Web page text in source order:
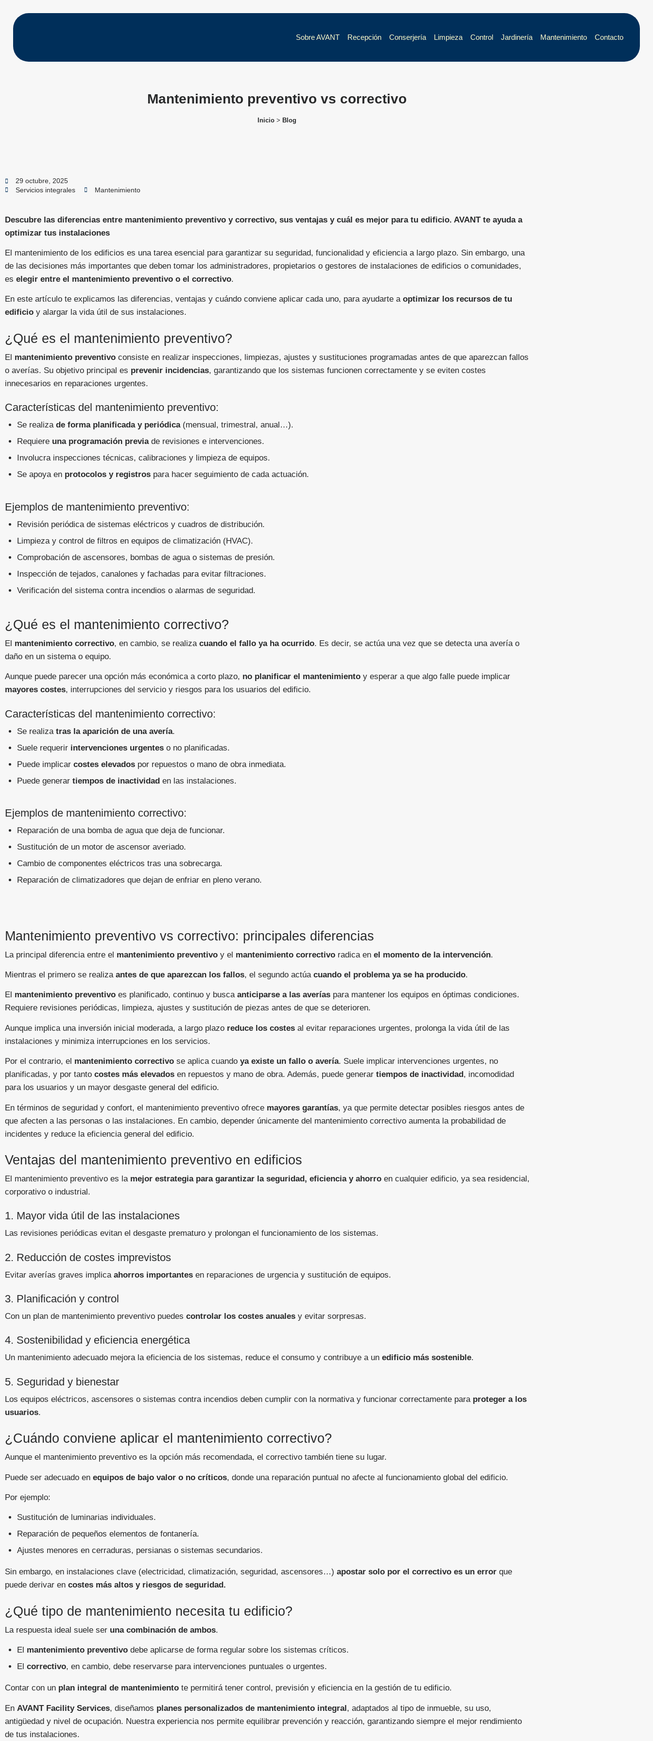
Sobre AVANT Recepción Conserjería Limpieza Control Jardinería Mantenimiento Contacto
Mantenimiento preventivo vs correctivo
Inicio > Blog
29 octubre, 2025
Servicios integrales
Mantenimiento
Descubre las diferencias entre mantenimiento preventivo y correctivo, sus ventajas y cuál es mejor para tu edificio. AVANT te ayuda a
optimizar tus instalaciones
El mantenimiento de los edificios es una tarea esencial para garantizar su seguridad, funcionalidad y eficiencia a largo plazo. Sin embargo, una
de las decisiones más importantes que deben tomar los administradores, propietarios o gestores de instalaciones de edificios o comunidades,
es elegir entre el mantenimiento preventivo o el correctivo.
En este artículo te explicamos las diferencias, ventajas y cuándo conviene aplicar cada uno, para ayudarte a optimizar los recursos de tu
edificio y alargar la vida útil de sus instalaciones.
¿Qué es el mantenimiento preventivo?
El mantenimiento preventivo consiste en realizar inspecciones, limpiezas, ajustes y sustituciones programadas antes de que aparezcan fallos
o averías. Su objetivo principal es prevenir incidencias, garantizando que los sistemas funcionen correctamente y se eviten costes
innecesarios en reparaciones urgentes.
Características del mantenimiento preventivo:
Se realiza de forma planificada y periódica(mensual, trimestral, anual…).
Requiere una programación previade revisiones e intervenciones.
Involucra inspecciones técnicas, calibraciones y limpieza de equipos.
Se apoya en protocolos y registros para hacer seguimiento de cada actuación.
Ejemplos de mantenimiento preventivo:
Revisión periódica de sistemas eléctricos y cuadros de distribución.
Limpieza y control de filtros en equipos de climatización (HVAC).
Comprobación de ascensores, bombas de agua o sistemas de presión.
Inspección de tejados, canalones y fachadas para evitar filtraciones.
Verificación del sistema contra incendios o alarmas de seguridad.
¿Qué es el mantenimiento correctivo?
El mantenimiento correctivo, en cambio, se realiza cuando el fallo ya ha ocurrido. Es decir, se actúa una vez que se detecta una avería o
daño en un sistema o equipo.
Aunque puede parecer una opción más económica a corto plazo, no planificar el mantenimiento y esperar a que algo falle puede implicar
mayores costes, interrupciones del servicio y riesgos para los usuarios del edificio.
Características del mantenimiento correctivo:
Se realiza tras la aparición de una avería.
Suele requerir intervenciones urgentes o no planificadas.
Puede implicar costes elevados por repuestos o mano de obra inmediata.
Puede generar tiempos de inactividad en las instalaciones.
Ejemplos de mantenimiento correctivo:
Reparación de una bomba de agua que deja de funcionar.
Sustitución de un motor de ascensor averiado.
Cambio de componentes eléctricos tras una sobrecarga.
Reparación de climatizadores que dejan de enfriar en pleno verano.
Mantenimiento preventivo vs correctivo: principales diferencias
La principal diferencia entre el mantenimiento preventivo y el mantenimiento correctivo radica en el momento de la intervención.
Mientras el primero se realiza antes de que aparezcan los fallos, el segundo actúa cuando el problema ya se ha producido.
El mantenimiento preventivo es planificado, continuo y busca anticiparse a las averías para mantener los equipos en óptimas condiciones.
Requiere revisiones periódicas, limpieza, ajustes y sustitución de piezas antes de que se deterioren.
Aunque implica una inversión inicial moderada, a largo plazo reduce los costes al evitar reparaciones urgentes, prolonga la vida útil de las
instalaciones y minimiza interrupciones en los servicios.
Por el contrario, el mantenimiento correctivo se aplica cuando ya existe un fallo o avería. Suele implicar intervenciones urgentes, no
planificadas, y por tanto costes más elevados en repuestos y mano de obra. Además, puede generar tiempos de inactividad, incomodidad
para los usuarios y un mayor desgaste general del edificio.
En términos de seguridad y confort, el mantenimiento preventivo ofrece mayores garantías, ya que permite detectar posibles riesgos antes de
que afecten a las personas o las instalaciones. En cambio, depender únicamente del mantenimiento correctivo aumenta la probabilidad de
incidentes y reduce la eficiencia general del edificio.
Ventajas del mantenimiento preventivo en edificios
El mantenimiento preventivo es la mejor estrategia para garantizar la seguridad, eficiencia y ahorro en cualquier edificio, ya sea residencial,
corporativo o industrial.
1. Mayor vida útil de las instalaciones
Las revisiones periódicas evitan el desgaste prematuro y prolongan el funcionamiento de los sistemas.
2. Reducción de costes imprevistos
Evitar averías graves implica ahorros importantes en reparaciones de urgencia y sustitución de equipos.
3. Planificación y control
Con un plan de mantenimiento preventivo puedes controlar los costes anuales y evitar sorpresas.
4. Sostenibilidad y eficiencia energética
Un mantenimiento adecuado mejora la eficiencia de los sistemas, reduce el consumo y contribuye a un edificio más sostenible.
5. Seguridad y bienestar
Los equipos eléctricos, ascensores o sistemas contra incendios deben cumplir con la normativa y funcionar correctamente para proteger a los
usuarios.
¿Cuándo conviene aplicar el mantenimiento correctivo?
Aunque el mantenimiento preventivo es la opción más recomendada, el correctivo también tiene su lugar.
Puede ser adecuado en equipos de bajo valor o no críticos, donde una reparación puntual no afecte al funcionamiento global del edificio.
Por ejemplo:
Sustitución de luminarias individuales.
Reparación de pequeños elementos de fontanería.
Ajustes menores en cerraduras, persianas o sistemas secundarios.
Sin embargo, en instalaciones clave (electricidad, climatización, seguridad, ascensores…) apostar solo por el correctivo es un error que
puede derivar en costes más altos y riesgos de seguridad.
¿Qué tipo de mantenimiento necesita tu edificio?
La respuesta ideal suele ser una combinación de ambos.
El mantenimiento preventivo debe aplicarse de forma regular sobre los sistemas críticos.
El correctivo, en cambio, debe reservarse para intervenciones puntuales o urgentes.
Contar con un plan integral de mantenimiento te permitirá tener control, previsión y eficiencia en la gestión de tu edificio.
En AVANT Facility Services, diseñamos planes personalizados de mantenimiento integral, adaptados al tipo de inmueble, su uso,
antigüedad y nivel de ocupación. Nuestra experiencia nos permite equilibrar prevención y reacción, garantizando siempre el mejor rendimiento
de tus instalaciones.